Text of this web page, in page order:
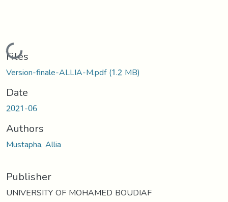
Loading...
Files
Version-finale-ALLIA-M.pdf(1.2 MB)
Date
2021-06
Authors
Mustapha, Allia
Publisher
UNIVERSITY OF MOHAMED BOUDIAF